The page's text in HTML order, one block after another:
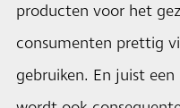
producten voor het
consumenten prettig
gebruiken. En juist